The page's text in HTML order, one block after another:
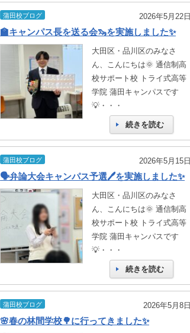
蒲田校ブログ 2026年5月22日
🏫キャンパス長を送る会🦦を実施しました✨
大田区・品川区のみなさ
ん、こんにちは🌞 通信制高
校サポート校 トライ式高等
学院 蒲田キャンパスです
💡・・・
続きを読む
蒲田校ブログ 2026年5月15日
🗣️弁論大会キャンパス予選🖊️を実施しました✨
大田区・品川区のみなさ
ん、こんにちは🌞 通信制高
校サポート校 トライ式高等
学院 蒲田キャンパスです
💡・・・
続きを読む
蒲田校ブログ 2026年5月8日
🌸春の林間学校🌳に行ってきました✨